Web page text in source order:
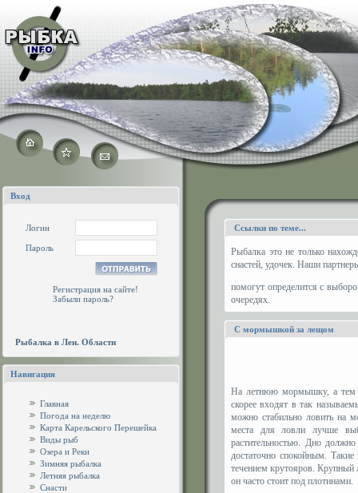
Вход
Логин
Пароль
Регистрация на сайте!
Забыли пароль?
Рыбалка в Лен. Области
Навигация
Главная
Погода на неделю
Карта Карельского Перешейка
Виды рыб
Озера и Реки
Зимняя рыбалка
Летняя рыбалка
Снасти
Ссылки по теме...
Рыбалка это не только
снастей, удочек. Наши
помогут определится с
очередях.
С мормышкой за лещом
На летнюю мормышку, а тем
скорее входят в так
можно стабильно ловить на
места для ловли лучше
растительностью. Дно
достаточно спокойным.
течением крутояров. Крупный
он часто стоит под плотинами.